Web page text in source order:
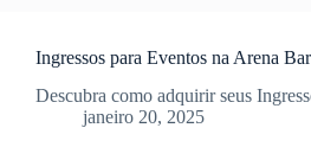
Ingressos para Eventos na Arena
Descubra como adquirir seus
janeiro 20, 2025